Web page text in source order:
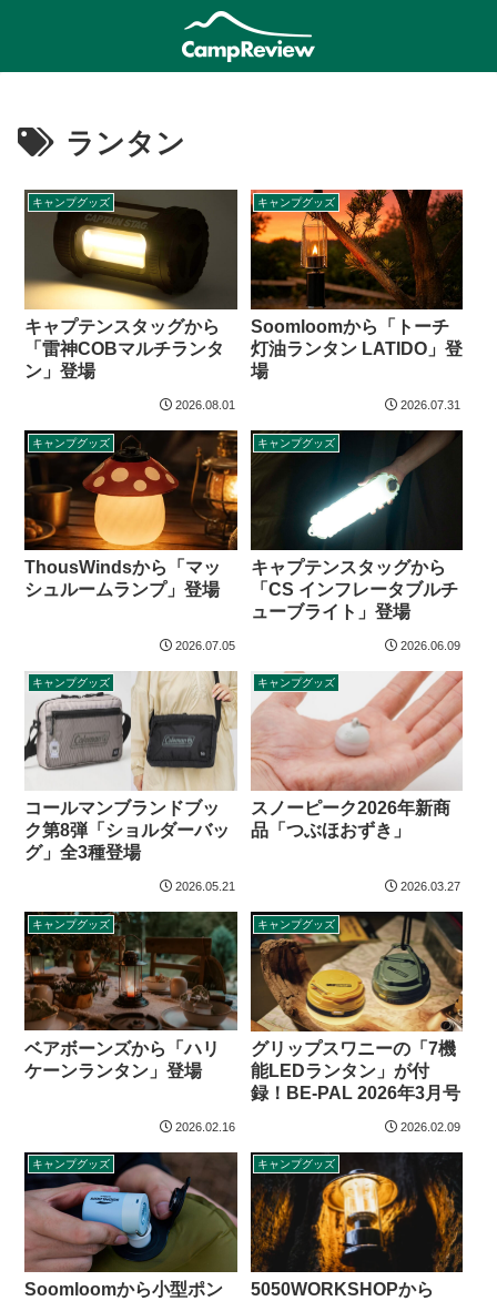
ランタン
キャンプグッズ
キャプテンスタッグから
「雷神COBマルチランタ
ン」登場
2026.08.01
キャンプグッズ
Soomloomから「トーチ
灯油ランタン LATIDO」登
場
2026.07.31
キャンプグッズ
ThousWindsから「マッ
シュルームランプ」登場
2026.07.05
キャンプグッズ
キャプテンスタッグから
「CS インフレータブルチ
ューブライト」登場
2026.06.09
キャンプグッズ
コールマンブランドブッ
ク第8弾「ショルダーバッ
グ」全3種登場
2026.05.21
キャンプグッズ
スノーピーク2026年新商
品「つぶほおずき」
2026.03.27
キャンプグッズ
ベアボーンズから「ハリ
ケーンランタン」登場
2026.02.16
キャンプグッズ
グリップスワニーの「7機
能LEDランタン」が付
録！BE-PAL 2026年3月号
2026.02.09
キャンプグッズ
Soomloomから小型ポン
キャンプグッズ
5050WORKSHOPから